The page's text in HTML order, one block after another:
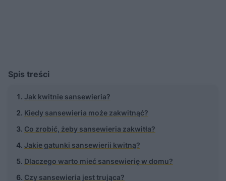
Spis treści
Jak kwitnie sansewieria?
Kiedy sansewieria może zakwitnąć?
Co zrobić, żeby sansewieria zakwitła?
Jakie gatunki sansewierii kwitną?
Dlaczego warto mieć sansewierię w domu?
Czy sansewieria jest trująca?